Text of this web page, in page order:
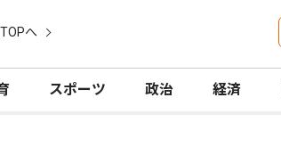
へ
スポーツ 政治 経済